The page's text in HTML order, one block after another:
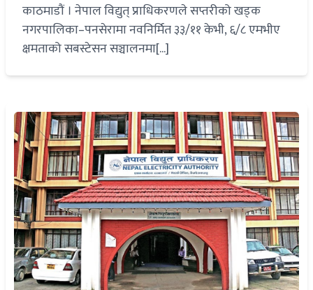
काठमाडौं । नेपाल विद्युत् प्राधिकरणले सप्तरीको खड्क
नगरपालिका–पनसेरामा नवनिर्मित ३३/११ केभी, ६/८ एमभीए
क्षमताको सबस्टेसन सञ्चालनमा[...]